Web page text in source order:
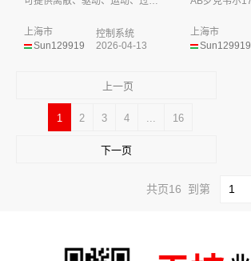
Sun129919
上海市
控制系统
2026-04-13
Sun129919
上海市
上一页
1 2 3 4 ... 16
下一页
共页16 到第